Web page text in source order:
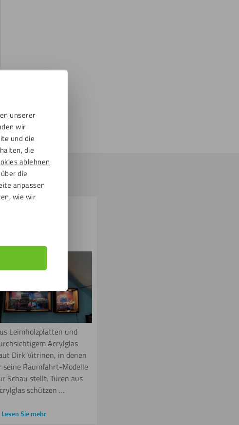
unserer
wir
und die
die
ablehnen
die
anpassen
wie wir
Leimholzplatten und
Acrylglas
Dirk Vitrinen, in denen
seine Raumfahrt-Modelle
Schau stellt. Türen aus
schützen …
Lesen Sie mehr